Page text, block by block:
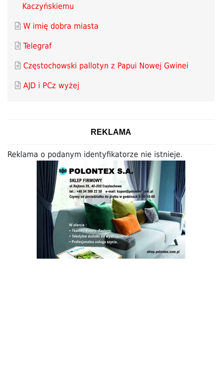
Kaczyńskiemu
W imię dobra miasta
Telegraf
Częstochowski pallotyn z Papui Nowej Gwinei
AJD i PCz wyżej
REKLAMA
Reklama o podanym identyfikatorze nie istnieje.